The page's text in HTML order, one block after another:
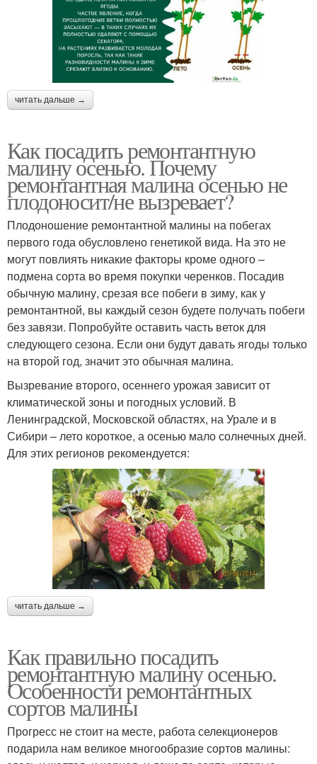
читать дальше →
Как посадить ремонтантную
малину осенью. Почему
ремонтантная малина осенью не
плодоносит/не вызревает?
Плодоношение ремонтантной малины на побегах
первого года обусловлено генетикой вида. На это не
могут повлиять никакие факторы кроме одного –
подмена сорта во время покупки черенков. Посадив
обычную малину, срезая все побеги в зиму, как у
ремонтантной, вы каждый сезон будете получать побеги
без завязи. Попробуйте оставить часть веток для
следующего сезона. Если они будут давать ягоды только
на второй год, значит это обычная малина.
Вызревание второго, осеннего урожая зависит от
климатической зоны и погодных условий. В
Ленинградской, Московской областях, на Урале и в
Сибири – лето короткое, а осенью мало солнечных дней.
Для этих регионов рекомендуется:
читать дальше →
Как правильно посадить
ремонтантную малину осенью.
Особенности ремонтантных
сортов малины
Прогресс не стоит на месте, работа селекционеров
подарила нам великое многообразие сортов малины: